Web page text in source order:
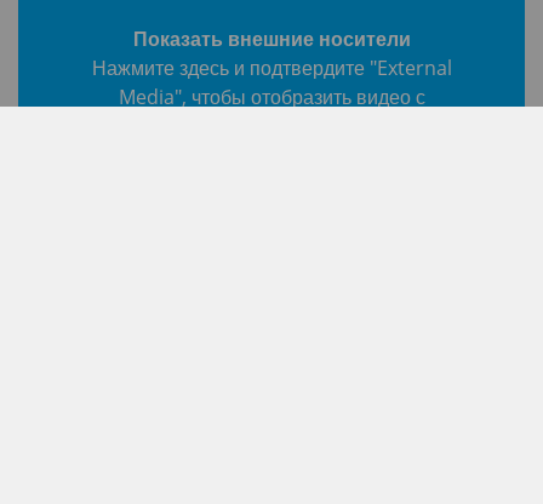
Показать внешние носители
Нажмите здесь и подтвердите "External
Media", чтобы отобразить видео с